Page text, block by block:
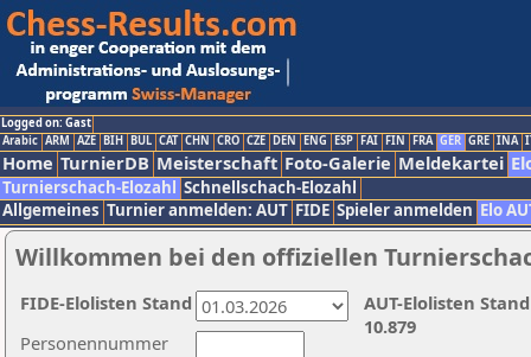
Logged on: Gast
Arabic ARM AZE BIH BUL CAT CHN CRO CZE DEN ENG ESP FAI FIN FRA GER GRE INA
Home TurnierDB Meisterschaft Foto-Galerie Meldekartei
Turnierschach-Elozahl Schnellschach-Elozahl
Allgemeines Turnier anmelden: AUT FIDE Spieler anmelden Elo
Willkommen bei den offiziellen
Personennummer
AUT-Elolisten
10.879
FIDE-Elolisten Stand